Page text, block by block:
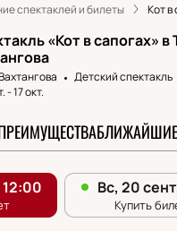
спектаклей и билеты Кот в
«Кот в сапогах» в
Детский спектакль
-17 окт.